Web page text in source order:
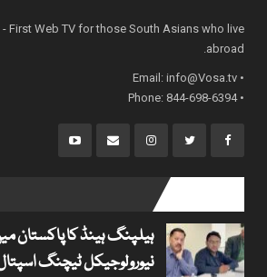
First Web TV for those South Asians who live
abroad.
• Email:
info@Vosa.tv
• Phone: 844-698-6394
ہیلپنگ ہینڈ کا پاکستان
نیورولوجیکل ٹیچنگ